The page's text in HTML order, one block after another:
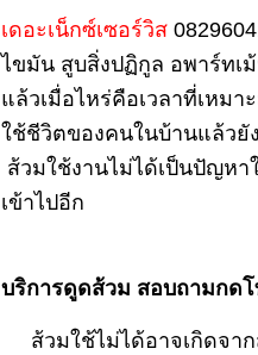
เดอะเน็กซ์เซอร์วิส
ไขมัน สูบสิ่งปฏิกูล อพาร์ทเ
ล้วเมื่อไหร่คือเวลาที่เหมา
ช้ชีวิตของคนในบ้านแล้วยั
ส้วมใช้งานไม่ได้เป็นปัญห
เข้าไปอีก
บริการดูดส้วม สอบถามกด
ส้วมใช้ไม่ได้อาจเกิดจาก